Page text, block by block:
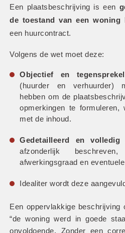
Een plaatsbeschrijving is een
de toestand van een woning
een huurcontract.
Volgens de wet moet deze:
Objectief en
(huurder en verhuurder)
hebben om de
opmerkingen te formuleren,
met de inhoud.
Gedetailleerd en volledig
afzonderlijk
afwerkingsgraad en
Idealiter wordt deze
Een oppervlakkige beschrijving
“de woning werd in goede
onvoldoende. Zonder een